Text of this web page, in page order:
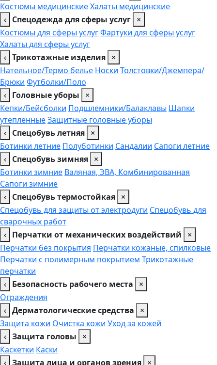
Костюмы медицинскиеХалаты медицинские
‹ Спецодежда для сферы услуг ×
Костюмы для сферы услугФартуки для сферы услуг
Халаты для сферы услуг
‹ Трикотажные изделия ×
Нательное/Термо белье Носки Толстовки/Джемпера/
Брюки Футболки/Поло
‹ Головные уборы
×
Кепки/Бейсболки Подшлемники/Балаклавы Шапки
утепленныеЗащитные головные уборы
‹ Спецобувь летняя ×
Ботинки летние Полуботинки Сандалии Сапоги летние
‹ Спецобувь зимняя ×
Ботинки зимние Валяная, ЭВА, Комбинированная
Сапоги зимние
‹ Спецобувь термостойкая ×
Спецобувь для защиты от электродуги Спецобувь для
сварочных работ
‹ Перчатки от механических воздействий
×
Перчатки без покрытия Перчатки кожаные, спилковые
Перчатки с полимерным покрытием Трикотажные
перчатки
‹ Безопасность рабочего места
×
Ограждения
‹ Дерматологические средства
×
Защита кожи Очистка кожи Уход за кожей
‹ Защита головы
×
Каскетки Каски
‹ Защита лица и органов зрения ×